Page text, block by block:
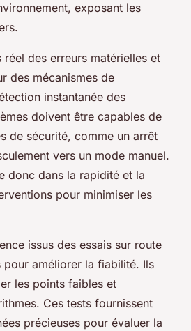
exposant les
réel des erreurs matérielles et
des mécanismes de
instantanée des
doivent être capables de
de sécurité, comme un arrêt
vers un mode manuel.
donc dans la rapidité et la
pour minimiser les
issus des essais sur route
pour améliorer la fiabilité. Ils
les points faibles et
Ces tests fournissent
précieuses pour évaluer la